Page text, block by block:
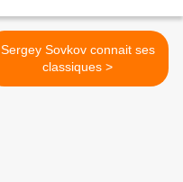
Sergey Sovkov connait ses
classiques >